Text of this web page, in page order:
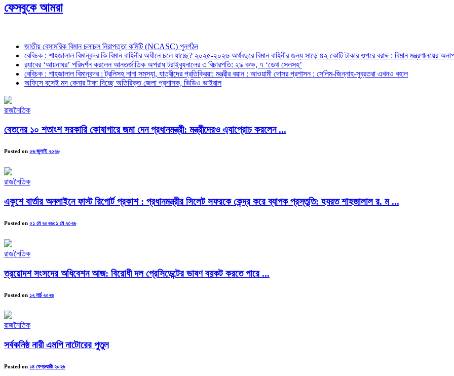
ফেসবুকে আমরা
জাতীয় বেসামরিক বিমান চলাচল নিরাপত্তা কমিটি (NCASC) পুনর্গঠন
বেবিচক : শাহজালাল বিমানবন্দর কি বিমান বাহিনীর অধীনে চলে যাচ্ছে? ২০২৫-২০২৬ অর্থবছরে বিমান বাহিনীর জন্য সাড়ে ৪২ কোটি টাকার ওপরে বরাদ্দ : বিমান মন্ত্রণালয়ের
র‍্যাবের ‘আয়নাঘর’ পরিদর্শন করলেন আন্তর্জাতিক অপরাধ ট্রাইব্যুনালের ৩ বিচারপতি: ২৯ কক্ষ, ৭ ‘ডেথ সেলসহ’
বেবিচক : শাহজালাল বিমানবন্দর : ট্রলিসহ নানা সমস্যা, যাত্রীদের প্রতিক্রিয়া: মন্ত্রীর বয়ান : আওয়ামী দোসর প্রশাসন : সেলিম-জিন্নাহ-সুব্রতরা এখনও বহাল
অফিসে বসেই মদ কেনার টাকা দিচ্ছে অতিরিক্ত জেলা প্রশাসক, ভিডিও ভাইরাল
রাজনৈতিক
বেতনের ১০ শতাংশ সরকারি কোষাগারে জমা দেন প্রধানমন্ত্রী: মন্ত্রীদেরও এ্যাপ্রোচ করলেন ...
Posted on ০৬ জুলাই ২০২৬
রাজনৈতিক
একুশে বার্তার অনলাইনে ফাস্ট রিপোর্ট প্রকাশ : প্রধানমন্ত্রীর সিলেট সফরকে কেন্দ্র করে ব্যাপক প্রস্তুতি: হযরত শাহজালাল র. ম ...
Posted on ০১ মে ২০২৬০১ মে ২০২৬
রাজনৈতিক
ত্রয়োদশ সংসদের অধিবেশন আজ: বিরোধী দল প্রেসিডেন্টের ভাষণ বয়কট করতে পারে ...
Posted on ১২ মার্চ ২০২৬
রাজনৈতিক
সর্বকনিষ্ঠ নারী এমপি নাটোরের পুতুল
Posted on ১৪ ফেব্রুয়ারী ২০২৬